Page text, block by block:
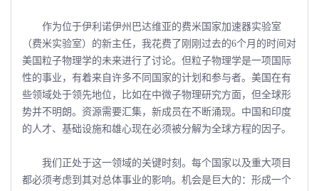
作为位于伊利诺伊州巴达维亚的费米国家加速器实验室
（费米实验室）的新主任，我花费了刚刚过去的6个月的时间对
美国粒子物理学的未来进行了讨论。但粒子物理学是一项国际
性的事业，有着来自许多不同国家的计划和参与者。美国在有
些领域处于领先地位，比如在中微子物理研究方面，但全球形
势并不明朗。资源需要汇集，新成员在不断涌现。中国和印度
的人才、基础设施和雄心现在必须被分解为全球方程的因子。
我们正处于这一领域的关键时刻。每个国家以及重大项目
都必须考虑到其对总体事业的影响。机会是巨大的：形成一个